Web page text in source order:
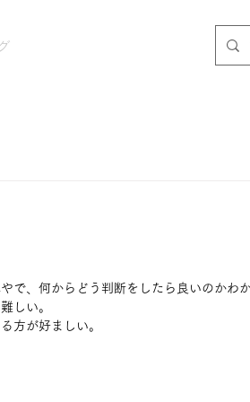
で、何からどう判断をしたら良いのかわか
しい。
方が好ましい。